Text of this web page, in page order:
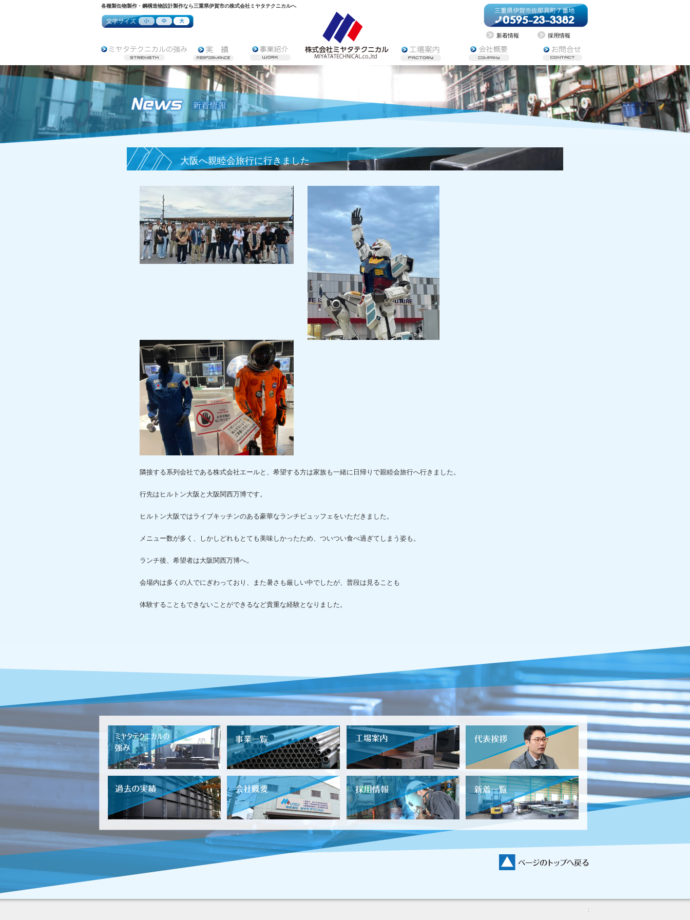
各種製缶物製作・鋼構造物設計製作なら三重県伊賀市の株式会社ミヤタテクニカルへ
新着情報 採用情報
大阪へ親睦会旅行に行きました
隣接する系列会社である株式会社エールと、希望する方は家族も一緒に日帰りで親睦会旅行へ行きました。
行先はヒルトン大阪と大阪関西万博です。
ヒルトン大阪ではライブキッチンのある豪華なランチビュッフェをいただきました。
メニュー数が多く、しかしどれもとても美味しかったため、ついつい食べ過ぎてしまう姿も。
ランチ後、希望者は大阪関西万博へ。
会場内は多くの人でにぎわっており、また暑さも厳しい中でしたが、普段は見ることも
体験することもできないことができるなど貴重な経験となりました。
Copyright